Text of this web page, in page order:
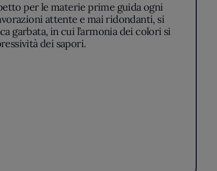
per le materie prime guida ogni
attente e mai ridondanti, si
garbata, in cui l’armonia dei colori si
dei sapori.
coerenza dei percorsi degustativi:
preparazioni. Alfonso Pepe privilegia